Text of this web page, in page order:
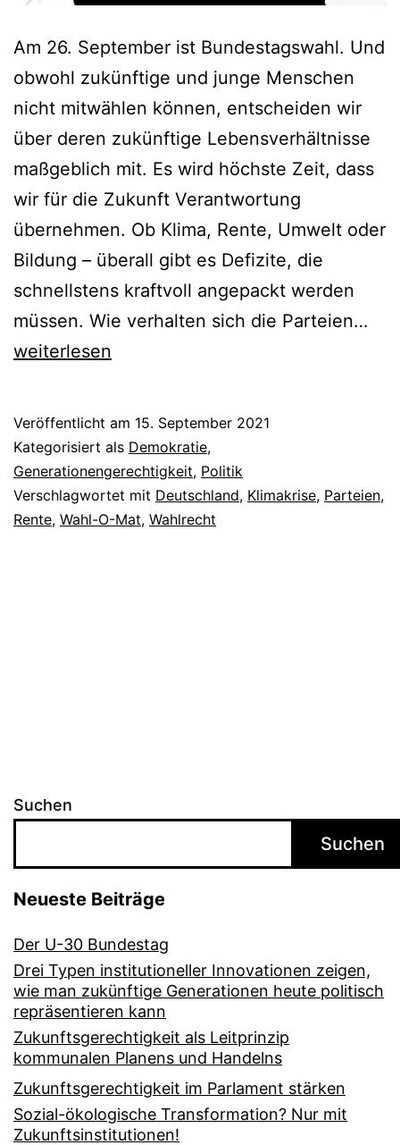
Am 26. September ist Bundestagswahl. Und
obwohl zukünftige und junge Menschen
nicht mitwählen können, entscheiden wir
über deren zukünftige Lebensverhältnisse
maßgeblich mit. Es wird höchste Zeit, dass
wir für die Zukunft Verantwortung
übernehmen. Ob Klima, Rente, Umwelt oder
Bildung – überall gibt es Defizite, die
schnellstens kraftvoll angepackt werden
müssen. Wie verhalten sich die Parteien…
weiterlesen
Veröffentlicht am 15. September 2021
Kategorisiert als Demokratie,
Generationengerechtigkeit, Politik
Verschlagwortet mit Deutschland, Klimakrise, Parteien,
Rente, Wahl-O-Mat, Wahlrecht
Suchen
Suchen
Neueste Beiträge
Der U-30 Bundestag
Drei Typen institutioneller Innovationen zeigen,
wie man zukünftige Generationen heute politisch
repräsentieren kann
Zukunftsgerechtigkeit als Leitprinzip
kommunalen Planens und Handelns
Zukunftsgerechtigkeit im Parlament stärken
Sozial-ökologische Transformation? Nur mit
Zukunftsinstitutionen!